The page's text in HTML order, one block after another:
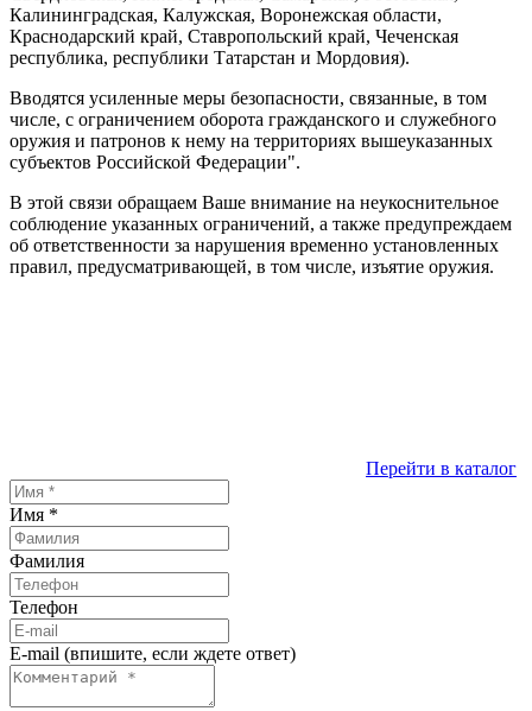
Калининградская, Калужская, Воронежская области,
Краснодарский край, Ставропольский край, Чеченская
республика, республики Татарстан и Мордовия).
Вводятся усиленные меры безопасности, связанные, в том
числе, с ограничением оборота гражданского и служебного
оружия и патронов к нему на территориях вышеуказанных
субъектов Российской Федерации".
В этой связи обращаем Ваше внимание на неукоснительное
соблюдение указанных ограничений, а также предупреждаем
об ответственности за нарушения временно установленных
правил, предусматривающей, в том числе, изъятие оружия.
Перейти в каталог
Имя *
Фамилия
Телефон
E-mail (впишите, если ждете ответ)